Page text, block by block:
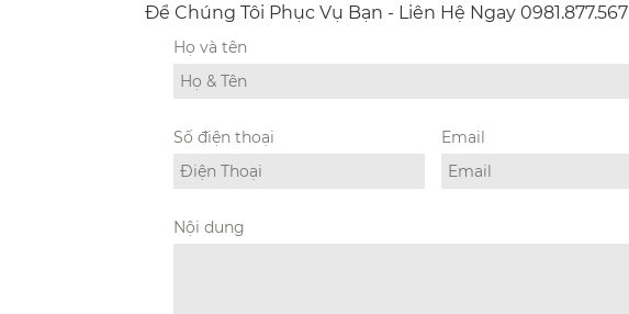
Để Chúng Tôi Phục Vụ Bạn - Liên Hệ Ngay 0981.877.567
Họ và tên
Số điện thoại Email
Nội dung